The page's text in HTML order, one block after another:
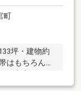
町
坪・建物約
はもちろん、
配置し、ゆっ